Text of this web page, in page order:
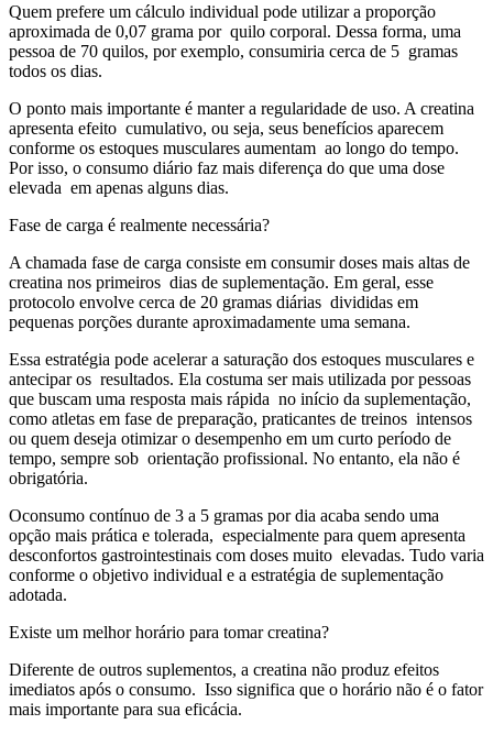
Quem prefere um cálculo individual pode utilizar a proporção
aproximada de 0,07 grama por quilo corporal. Dessa forma, uma
pessoa de 70 quilos, por exemplo, consumiria cerca de 5 gramas
todos os dias.
O ponto mais importante é manter a regularidade de uso. A creatina
apresenta efeito cumulativo, ou seja, seus benefícios aparecem
conforme os estoques musculares aumentam ao longo do tempo.
Por isso, o consumo diário faz mais diferença do que uma dose
elevada em apenas alguns dias.
Fase de carga é realmente necessária?
A chamada fase de carga consiste em consumir doses mais altas de
creatina nos primeiros dias de suplementação. Em geral, esse
protocolo envolve cerca de 20 gramas diárias divididas em
pequenas porções durante aproximadamente uma semana.
Essa estratégia pode acelerar a saturação dos estoques musculares e
antecipar os resultados. Ela costuma ser mais utilizada por pessoas
que buscam uma resposta mais rápida no início da suplementação,
como atletas em fase de preparação, praticantes de treinos intensos
ou quem deseja otimizar o desempenho em um curto período de
tempo, sempre sob orientação profissional. No entanto, ela não é
obrigatória.
Oconsumo contínuo de 3 a 5 gramas por dia acaba sendo uma
opção mais prática e tolerada, especialmente para quem apresenta
desconfortos gastrointestinais com doses muito elevadas. Tudo varia
conforme o objetivo individual e a estratégia de suplementação
adotada.
Existe um melhor horário para tomar creatina?
Diferente de outros suplementos, a creatina não produz efeitos
imediatos após o consumo. Isso significa que o horário não é o fator
mais importante para sua eficácia.